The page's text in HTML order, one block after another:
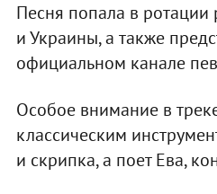
Песня попала в ротации
и Украины, а также
официальном канале
Особое внимание в
классическим
и скрипка, а поет Ева,